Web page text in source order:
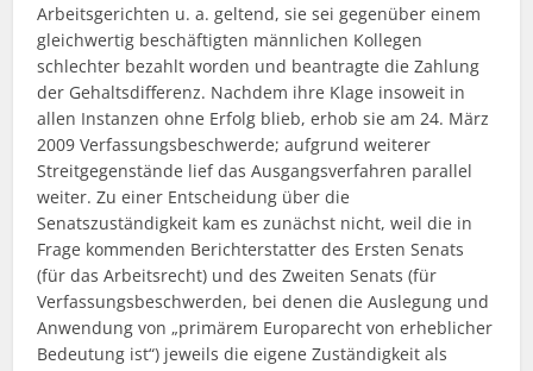
Arbeitsgerichten u. a. geltend, sie sei gegenüber einem
gleichwertig beschäftigten männlichen Kollegen
schlechter bezahlt worden und beantragte die Zahlung
der Gehaltsdifferenz. Nachdem ihre Klage insoweit in
allen Instanzen ohne Erfolg blieb, erhob sie am 24. März
2009 Verfassungsbeschwerde; aufgrund weiterer
Streitgegenstände lief das Ausgangsverfahren parallel
weiter. Zu einer Entscheidung über die
Senatszuständigkeit kam es zunächst nicht, weil die in
Frage kommenden Berichterstatter des Ersten Senats
(für das Arbeitsrecht) und des Zweiten Senats (für
Verfassungsbeschwerden, bei denen die Auslegung und
Anwendung von „primärem Europarecht von erheblicher
Bedeutung ist“) jeweils die eigene Zuständigkeit als